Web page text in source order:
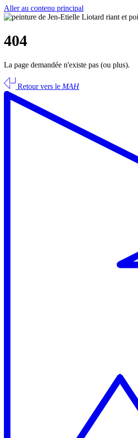
Aller au contenu principal
404
La page demandée n'existe pas (ou plus).
Retour vers le MAH